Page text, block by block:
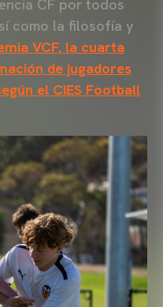
CF por todos
como la filosofía y
VCF, la cuarta
de jugadores
el CIES Football